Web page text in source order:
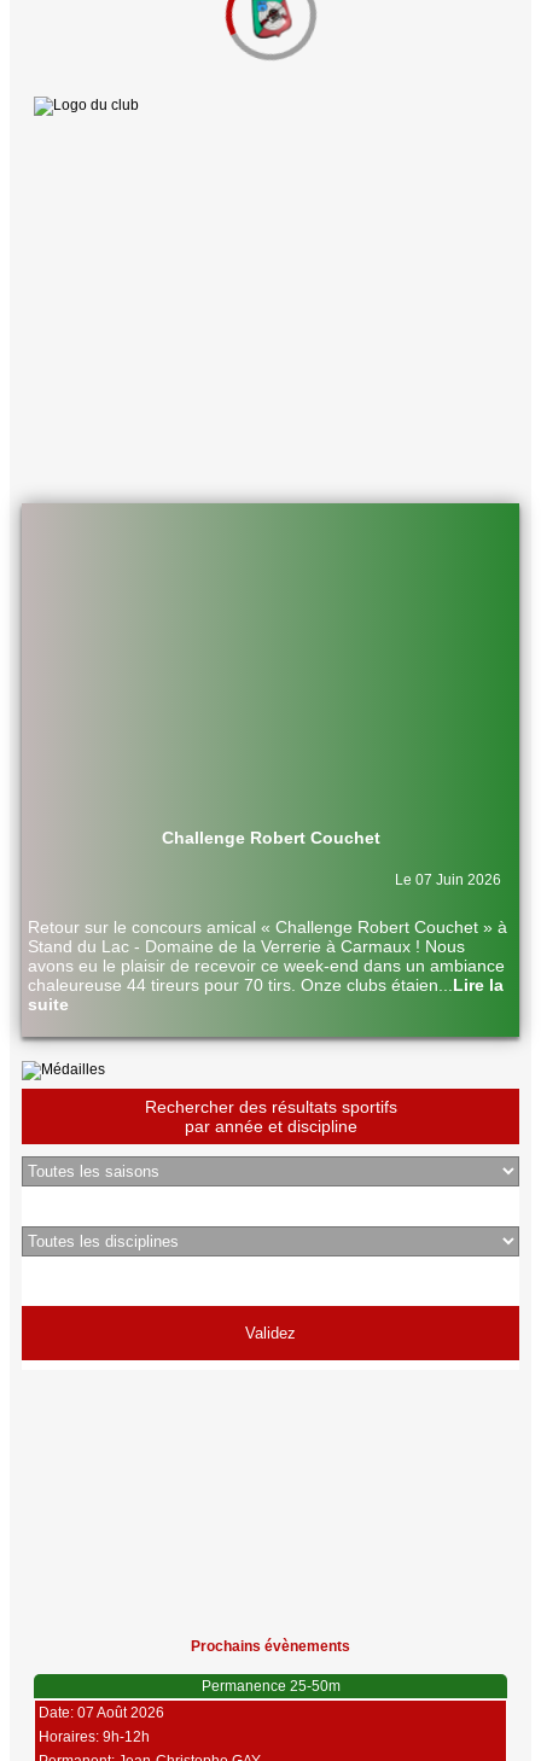
Challenge Robert Couchet
Le 07 Juin 2026
Retour sur le concours amical « Challenge Robert Couchet » à
Stand du Lac - Domaine de la Verrerie à Carmaux ! Nous
avons eu le plaisir de recevoir ce week-end dans un ambiance
chaleureuse 44 tireurs pour 70 tirs. Onze clubs étaien
Lire la
suite
Rechercher des résultats sportifs
par année et discipline
Prochains évènements
Permanence 25-50m
Date: 07 Août 2026
Horaires: 9h-12h